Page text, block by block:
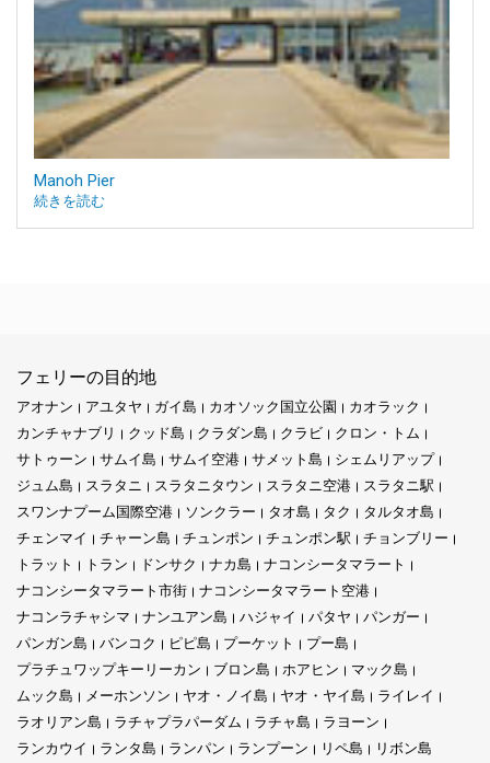
Manoh Pier
続きを読む
フェリーの目的地
アオナン アユタヤ ガイ島 カオソック国立公園
カオラック
カンチャナブリ
クッド島 クラダン島 クラビ
クロン・トム
サトゥーン
サムイ島 サムイ空港 サメット島
シェムリアップ
ジュム島
スラタニ スラタニタウン スラタニ空港
スラタニ駅
スワンナプーム国際空港
ソンクラー タオ島 タク
タルタオ島
チェンマイ
チャーン島 チュンポン チュンポン駅
チョンブリー
トラット
トラン ドンサク ナカ島
ナコンシータマラート
ナコンシータマラート市街
ナコンシータマラート空港
ナコンラチャシマ
ナンユアン島 ハジャイ パタヤ
パンガー
パンガン島
バンコク ピピ島 プーケット
プー島
プラチュワップキーリーカン
ブロン島 ホアヒン
マック島
ムック島
メーホンソン ヤオ・ノイ島 ヤオ・ヤイ島
ライレイ
ラオリアン島
ラチャプラパーダム ラチャ島
ラヨーン
ランカウイ
ランタ島 ランパン ランプーン リペ島 リボン島